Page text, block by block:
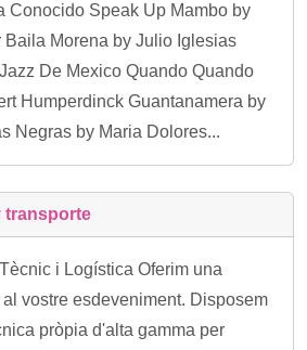
Conocido Speak Up Mambo by
Baila Morena by Julio Iglesias
De Mexico Quando Quando
Humperdinck Guantanamera by
Negras by Maria Dolores...
transporte
i Logística Oferim una
vostre esdeveniment. Disposem
pròpia d'alta gamma per